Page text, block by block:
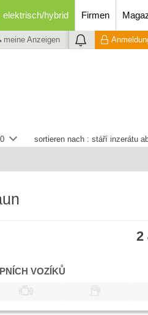
elektrisch/hybrid Firmen
meine Anzeigen
sortieren nach : stáří inzerátu
2
VOZÍKŮ